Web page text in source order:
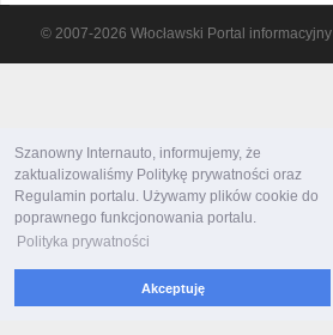
Szanowny Internauto, informujemy, że
zaktualizowaliśmy Politykę prywatności oraz
Regulamin portalu. Używamy plików cookie do
poprawnego funkcjonowania portalu.
Polityka prywatności
Akceptuję
© 2007-2026 Włocławski Portal informacyjny